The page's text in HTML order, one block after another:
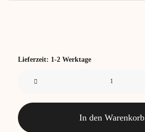
Lieferzeit: 1-2 Werktage
Menge
In den Warenkorb